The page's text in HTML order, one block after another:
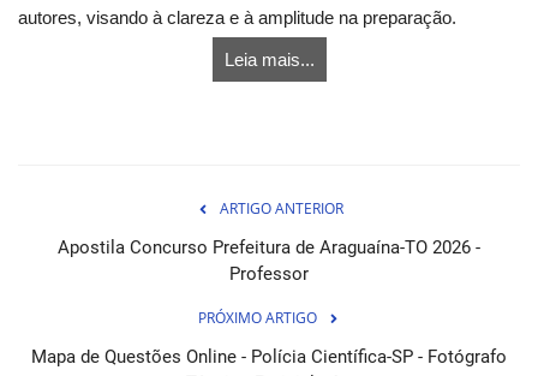
autores, visando à clareza e à amplitude na preparação.
Leia mais...
ARTIGO ANTERIOR
Apostila Concurso Prefeitura de Araguaína-TO 2026 -
Professor
PRÓXIMO ARTIGO
Mapa de Questões Online - Polícia Científica-SP - Fotógrafo